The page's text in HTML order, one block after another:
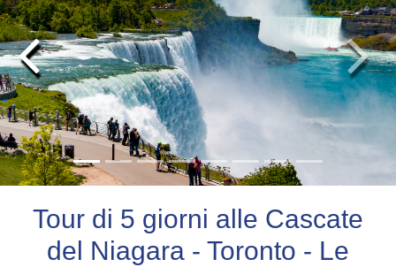
Tour di 5 giorni alle Cascate
del Niagara - Toronto - Le
Previous Next